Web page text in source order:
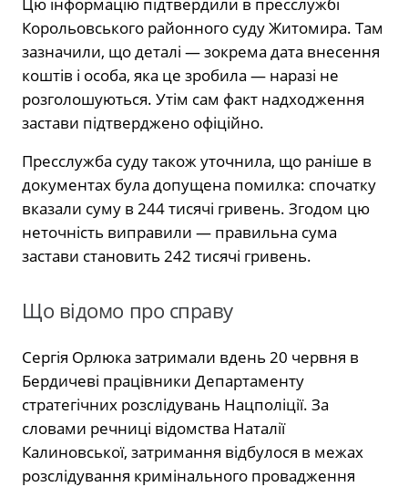
Корольовського районного суду Житомира. Там
зазначили, що деталі — зокрема дата внесення
коштів і особа, яка це зробила — наразі не
розголошуються. Утім сам факт надходження
застави підтверджено офіційно.
Пресслужба суду також уточнила, що раніше в
документах була допущена помилка: спочатку
вказали суму в 244 тисячі гривень. Згодом цю
неточність виправили — правильна сума
застави становить 242 тисячі гривень.
Що відомо про справу
Сергія Орлюка затримали вдень 20 червня в
Бердичеві працівники Департаменту
стратегічних розслідувань Нацполіції. За
словами речниці відомства Наталії
Калиновської, затримання відбулося в межах
розслідування кримінального провадження